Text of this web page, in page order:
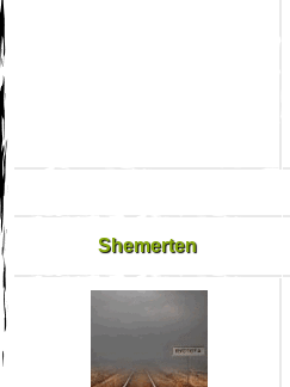
Shemerten